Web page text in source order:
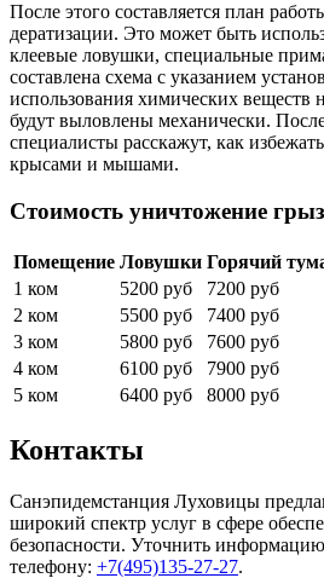
После этого составляется план
дератизации. Это может быть
клеевые ловушки, специальные
составлена схема с указанием
использования химических веществ
будут выловлены механически.
специалисты расскажут, как
крысами и мышами.
Стоимость уничтожение
Помещение Ловушки Горячий
1 ком
5200 руб
7200 руб
2 ком
5500 руб
7400 руб
3 ком
5800 руб
7600 руб
4 ком
6100 руб
7900 руб
5 ком
6400 руб 8000 руб
Контакты
Санэпидемстанция Луховицы
широкий спектр услуг в сфере
безопасности. Уточнить
телефону: +7(495)135-27-27.